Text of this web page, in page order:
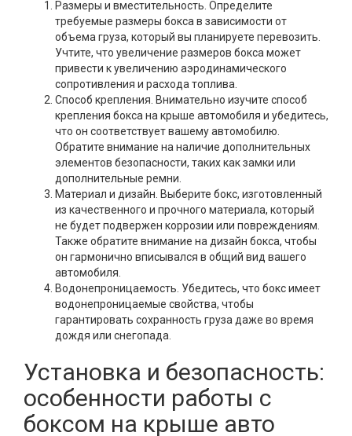
Размеры и вместительность. Определите
требуемые размеры бокса в зависимости от
объема груза, который вы планируете перевозить.
Учтите, что увеличение размеров бокса может
привести к увеличению аэродинамического
сопротивления и расхода топлива.
Способ крепления. Внимательно изучите способ
крепления бокса на крыше автомобиля и убедитесь,
что он соответствует вашему автомобилю.
Обратите внимание на наличие дополнительных
элементов безопасности, таких как замки или
дополнительные ремни.
Материал и дизайн. Выберите бокс, изготовленный
из качественного и прочного материала, который
не будет подвержен коррозии или повреждениям.
Также обратите внимание на дизайн бокса, чтобы
он гармонично вписывался в общий вид вашего
автомобиля.
Водонепроницаемость. Убедитесь, что бокс имеет
водонепроницаемые свойства, чтобы
гарантировать сохранность груза даже во время
дождя или снегопада.
Установка и безопасность:
особенности работы с
боксом на крыше авто